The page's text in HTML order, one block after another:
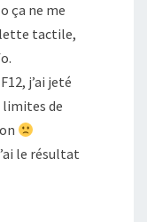
ça ne me
tactile,
j’ai jeté
limites de
le résultat